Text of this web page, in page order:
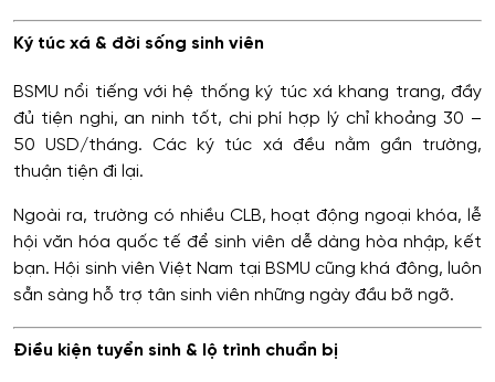
Ký túc xá & đời sống sinh viên
BSMU nổi tiếng với hệ thống ký túc xá khang trang, đầy
đủ tiện nghi, an ninh tốt, chi phí hợp lý chỉ khoảng 30 –
50 USD/tháng. Các ký túc xá đều nằm gần trường,
thuận tiện đi lại.
Ngoài ra, trường có nhiều CLB, hoạt động ngoại khóa, lễ
hội văn hóa quốc tế để sinh viên dễ dàng hòa nhập, kết
bạn. Hội sinh viên Việt Nam tại BSMU cũng khá đông, luôn
sẵn sàng hỗ trợ tân sinh viên những ngày đầu bỡ ngỡ.
Điều kiện tuyển sinh & lộ trình chuẩn bị